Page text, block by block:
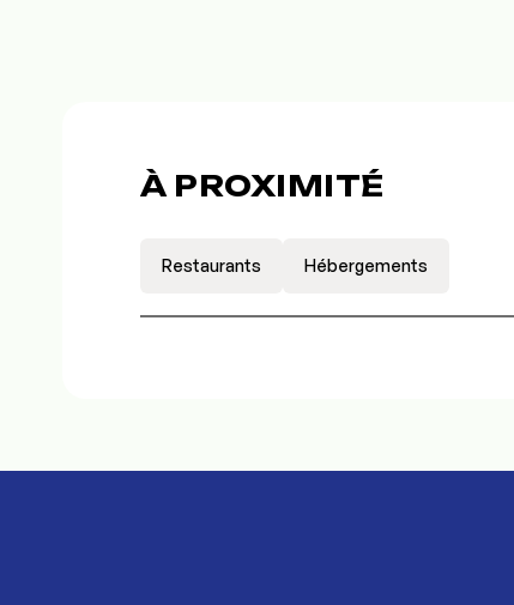
À PROXIMITÉ
Restaurants Hébergements